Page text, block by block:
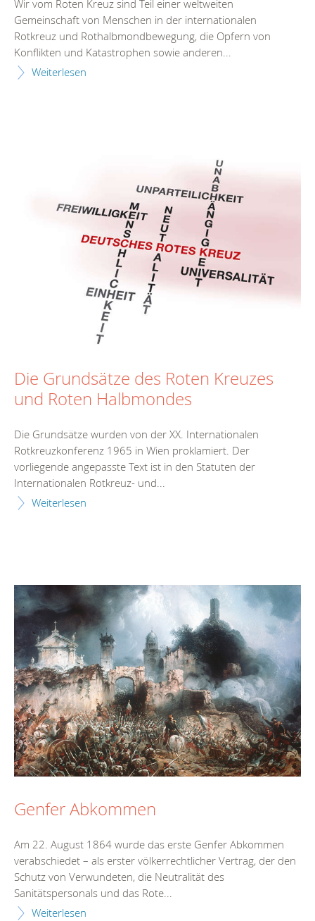
Wir vom Roten Kreuz sind Teil einer weltweiten
Gemeinschaft von Menschen in der internationalen
Rotkreuz und Rothalbmondbewegung, die Opfern von
Konflikten und Katastrophen sowie anderen...
Weiterlesen
Die Grundsätze des Roten Kreuzes
und Roten Halbmondes
Die Grundsätze wurden von der XX. Internationalen
Rotkreuzkonferenz 1965 in Wien proklamiert. Der
vorliegende angepasste Text ist in den Statuten der
Internationalen Rotkreuz- und...
Weiterlesen
Genfer Abkommen
Am 22. August 1864 wurde das erste Genfer Abkommen
verabschiedet – als erster völkerrechtlicher Vertrag, der den
Schutz von Verwundeten, die Neutralität des
Sanitätspersonals und das Rote...
Weiterlesen